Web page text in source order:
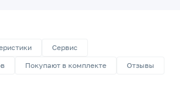
Сервис
Покупают в комплекте Отзывы